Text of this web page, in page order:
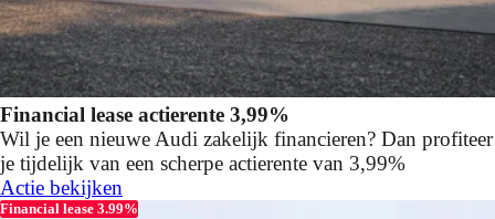
Financial lease actierente 3,99%
Wil je een nieuwe Audi zakelijk financieren? Dan profiteer
je tijdelijk van een scherpe actierente van 3,99%
Actie bekijken
Financial lease 3.99%